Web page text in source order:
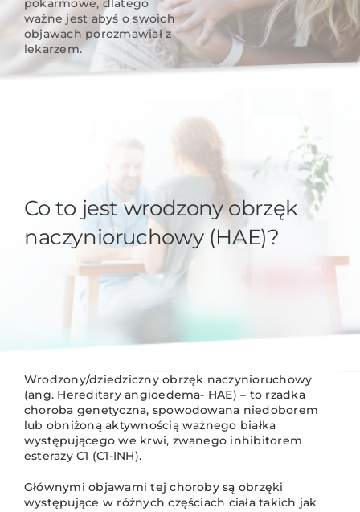
pokarmowe, dlatego
ważne jest abyś o swoich
objawach porozmawiał z
lekarzem.
Co to jest wrodzony obrzęk
naczynioruchowy (HAE)?
Wrodzony/dziedziczny obrzęk naczynioruchowy
(ang. Hereditary angioedema- HAE) – to rzadka
choroba genetyczna, spowodowana niedoborem
lub obniżoną aktywnością ważnego białka
występującego we krwi, zwanego inhibitorem
esterazy C1 (C1-INH).
Głównymi objawami tej choroby są obrzęki
występujące w różnych częściach ciała takich jak